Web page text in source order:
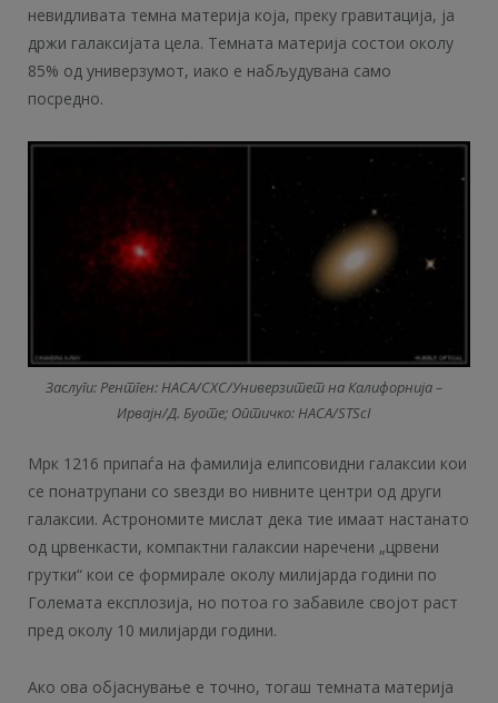
невидливата темна материја која, преку гравитација, ја
држи галаксијата цела. Темната материја состои околу
85% од универзумот, иако е набљудувана само
посредно.
Заслуги: Рентген: НАСА/СХС/Универзитет на Калифорнија –
Ирвајн/Д. Буоте; Оптичко: НАСА/STScI
Мрк 1216 припаѓа на фамилија елипсовидни галаксии кои
се понатрупани со ѕвезди во нивните центри од други
галаксии. Астрономите мислат дека тие имаат настанато
од црвенкасти, компактни галаксии наречени „црвени
грутки“ кои се формирале околу милијарда години по
Големата експлозија, но потоа го забавиле својот раст
пред околу 10 милијарди години.
Ако ова објаснување е точно, тогаш темната материја